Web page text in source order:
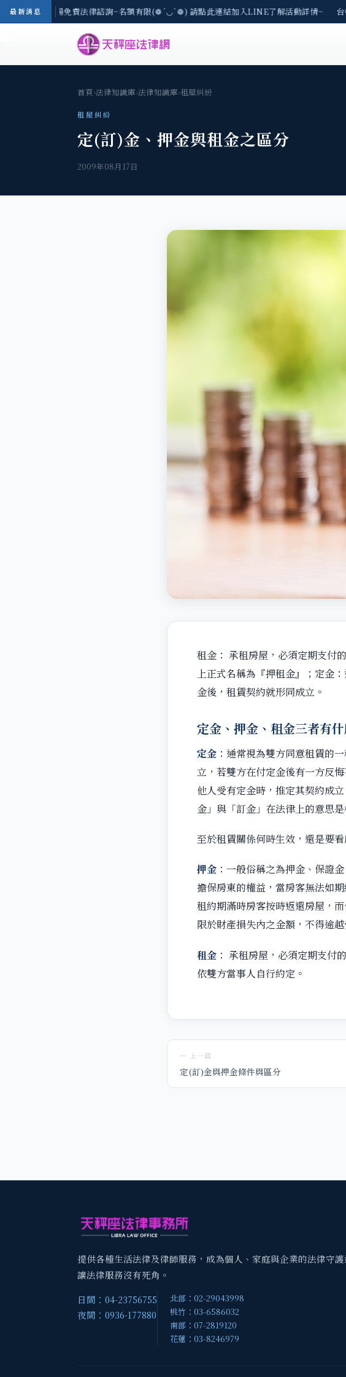
最新消息
-8/3(一) 現場免費法律諮詢~名額有限(❁´◡`❁) 請點此連結加入LINE了解活動詳情~ 台
首頁›法律知識庫›法律知識庫›租屋糾紛
租屋糾紛
定(訂)金、押金與租金之區分
2009年08月17日
租金： 承租房屋，必須定期支付
上正式名稱為『押租金』；定金
金後，租賃契約就形同成立。
定金、押金、租金三者有
定金 ：通常視為雙方同意租賃的
立，若雙方在付定金後有一方反
他人受有定金時，推定其契約成
金」與「訂金」在法律上的意思
至於租賃關係何時生效，還是要
押金 ：一般俗稱之為押金、保證
擔保房東的權益，當房客無法如
租約期滿時房客按時返還房屋，
限於財產損失內之金額，不得逾
租金 ： 承租房屋，必須定期支付
依雙方當事人自行約定。
← 上一篇
定(訂)金與押金條件與區分
提供各種生活法律及律師服務，成為個人、家庭與企業的法律守護
讓法律服務沒有死角。
日間：04-23756755
夜間：0936-177880
北部：02-29043998
桃竹：03-6586032
南部：07-2819120
花蓮：03-8246979